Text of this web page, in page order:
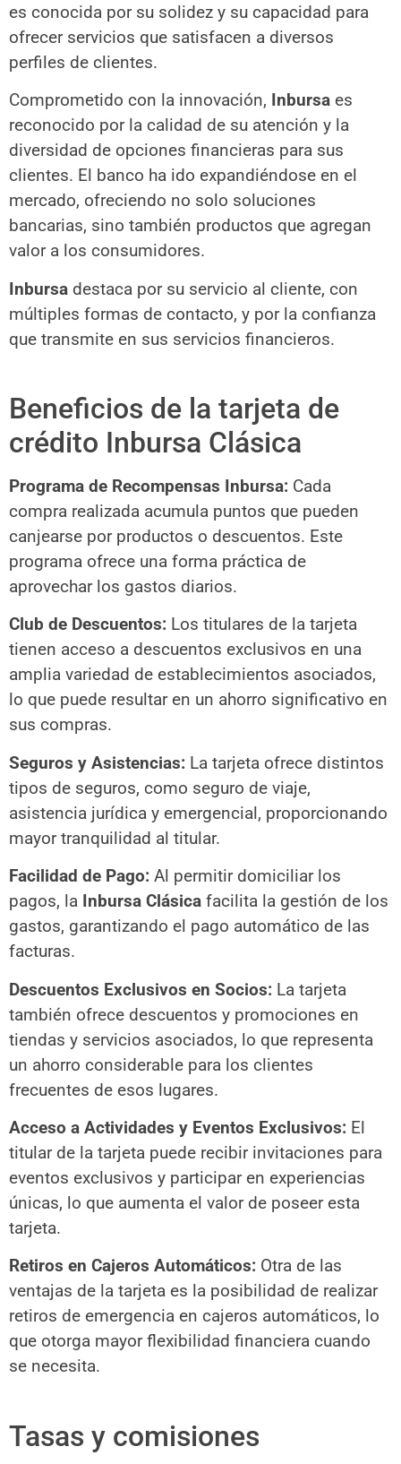
es conocida por su solidez y su capacidad para
ofrecer servicios que satisfacen a diversos
perfiles de clientes.
Comprometido con la innovación, Inbursa es
reconocido por la calidad de su atención y la
diversidad de opciones financieras para sus
clientes. El banco ha ido expandiéndose en el
mercado, ofreciendo no solo soluciones
bancarias, sino también productos que agregan
valor a los consumidores.
Inbursa destaca por su servicio al cliente, con
múltiples formas de contacto, y por la confianza
que transmite en sus servicios financieros.
Beneficios de la tarjeta de
crédito Inbursa Clásica
Programa de Recompensas Inbursa: Cada
compra realizada acumula puntos que pueden
canjearse por productos o descuentos. Este
programa ofrece una forma práctica de
aprovechar los gastos diarios.
Club de Descuentos: Los titulares de la tarjeta
tienen acceso a descuentos exclusivos en una
amplia variedad de establecimientos asociados,
lo que puede resultar en un ahorro significativo en
sus compras.
Seguros y Asistencias: La tarjeta ofrece distintos
tipos de seguros, como seguro de viaje,
asistencia jurídica y emergencial, proporcionando
mayor tranquilidad al titular.
Facilidad de Pago: Al permitir domiciliar los
pagos, la Inbursa Clásica facilita la gestión de los
gastos, garantizando el pago automático de las
facturas.
Descuentos Exclusivos en Socios: La tarjeta
también ofrece descuentos y promociones en
tiendas y servicios asociados, lo que representa
un ahorro considerable para los clientes
frecuentes de esos lugares.
Acceso a Actividades y Eventos Exclusivos: El
titular de la tarjeta puede recibir invitaciones para
eventos exclusivos y participar en experiencias
únicas, lo que aumenta el valor de poseer esta
tarjeta.
Retiros en Cajeros Automáticos: Otra de las
ventajas de la tarjeta es la posibilidad de realizar
retiros de emergencia en cajeros automáticos, lo
que otorga mayor flexibilidad financiera cuando
se necesita.
Tasas y comisiones